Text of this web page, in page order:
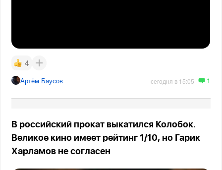
4
Артём Баусов сегодня в 15:05 1
В российский прокат выкатился Колобок.
Великое кино имеет рейтинг 1/10, но Гарик
Харламов не согласен